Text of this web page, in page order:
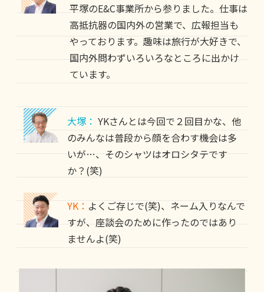
平塚のE&C事業所から参りました。仕事は
高抵抗器の国内外の営業で、広報担当も
やっております。趣味は旅行が大好きで、
国内外問わずいろいろなところに出かけ
ています。
大塚： YKさんとは今回で２回目かな、他
のみんなは普段から顔を合わす機会は多
いが…、そのシャツはオロシタテです
か？(笑)
YK： よくご存じで(笑)、ネーム入りなんで
すが、座談会のために作ったのではあり
ませんよ(笑)